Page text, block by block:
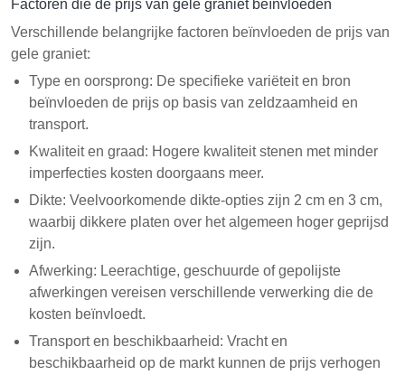
Factoren die de prijs van gele graniet beïnvloeden
Verschillende belangrijke factoren beïnvloeden de prijs van
gele graniet:
Type en oorsprong: De specifieke variëteit en bron
beïnvloeden de prijs op basis van zeldzaamheid en
transport.
Kwaliteit en graad: Hogere kwaliteit stenen met minder
imperfecties kosten doorgaans meer.
Dikte: Veelvoorkomende dikte-opties zijn 2 cm en 3 cm,
waarbij dikkere platen over het algemeen hoger geprijsd
zijn.
Afwerking: Leerachtige, geschuurde of gepolijste
afwerkingen vereisen verschillende verwerking die de
kosten beïnvloedt.
Transport en beschikbaarheid: Vracht en
beschikbaarheid op de markt kunnen de prijs verhogen